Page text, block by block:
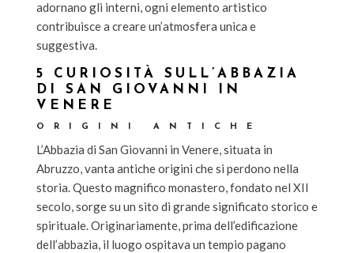
adornano gli interni, ogni elemento artistico
contribuisce a creare un’atmosfera unica e
suggestiva.
5 CURIOSITÀ SULL’ABBAZIA
DI SAN GIOVANNI IN
VENERE
ORIGINI ANTICHE
L’Abbazia di San Giovanni in Venere, situata in
Abruzzo, vanta antiche origini che si perdono nella
storia. Questo magnifico monastero, fondato nel XII
secolo, sorge su un sito di grande significato storico e
spirituale. Originariamente, prima dell’edificazione
dell’abbazia, il luogo ospitava un tempio pagano